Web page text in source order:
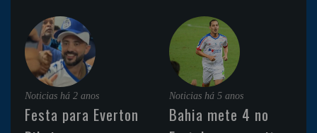
Noticias há 2 anos
Festa para Everton
Noticias há 5 anos
Bahia mete 4 no